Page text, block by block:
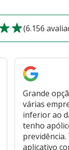
(6.156
Grande
várias
inferior ao
tenho
aplicativo